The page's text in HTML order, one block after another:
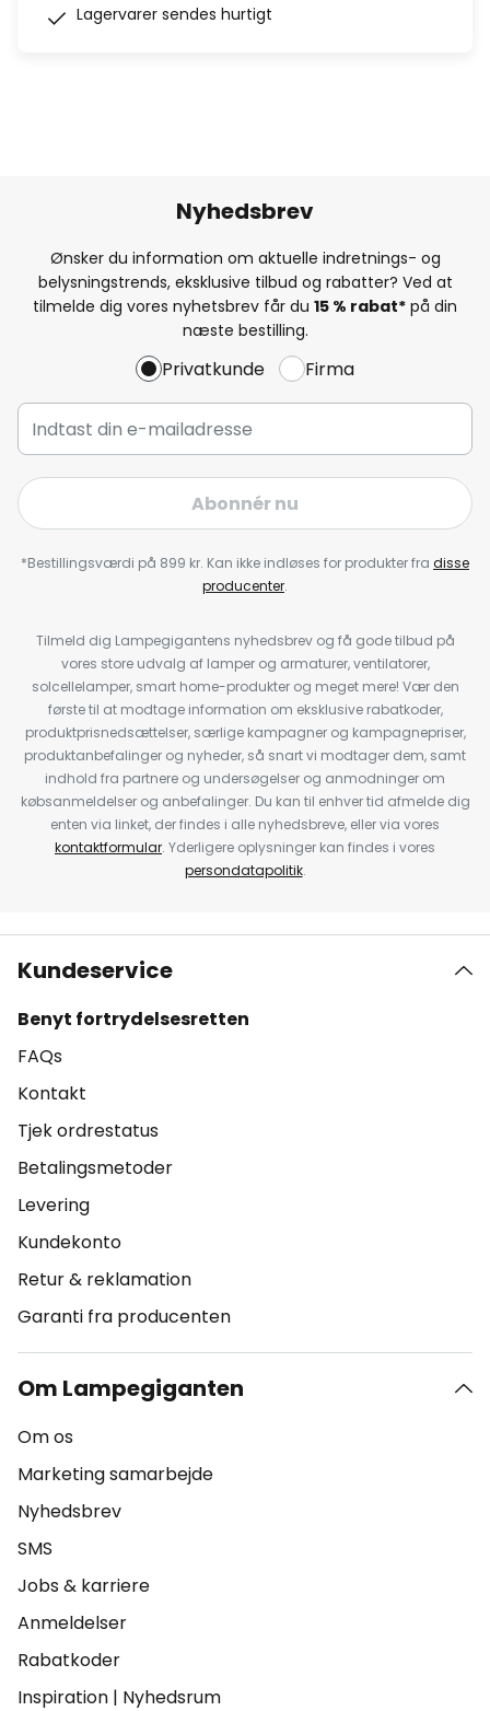
Lagervarer sendes hurtigt
Nyhedsbrev
Ønsker du information om aktuelle indretnings- og
belysningstrends, eksklusive tilbud og rabatter? Ved at
tilmelde dig vores nyhetsbrev får du 15 % rabat* på din
næste bestilling.
Privatkunde Firma
Abonnér nu
*Bestillingsværdi på 899 kr. Kan ikke indløses for produkter fra disse
producenter.
Tilmeld dig Lampegigantens nyhedsbrev og få gode tilbud på
vores store udvalg af lamper og armaturer, ventilatorer,
solcellelamper, smart home-produkter og meget mere! Vær den
første til at modtage information om eksklusive rabatkoder,
produktprisnedsættelser, særlige kampagner og kampagnepriser,
produktanbefalinger og nyheder, så snart vi modtager dem, samt
indhold fra partnere og undersøgelser og anmodninger om
købsanmeldelser og anbefalinger. Du kan til enhver tid afmelde dig
enten via linket, der findes i alle nyhedsbreve, eller via vores
kontaktformular. Yderligere oplysninger kan findes i vores
persondatapolitik.
Kundeservice
Benyt fortrydelsesretten
FAQs
Kontakt
Tjek ordrestatus
Betalingsmetoder
Levering
Kundekonto
Retur & reklamation
Garanti fra producenten
Om Lampegiganten
Om os
Marketing samarbejde
Nyhedsbrev
SMS
Jobs & karriere
Anmeldelser
Rabatkoder
Inspiration | Nyhedsrum